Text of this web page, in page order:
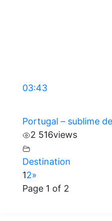
03:43
Portugal – sublime
2 516views
Destination
12»
Page 1 of 2